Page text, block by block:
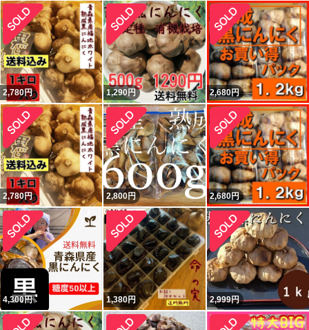
2,780円 1,290円 2,680円
2,780円 2,800円 2,680円
4,300円 1,380円 2,999円